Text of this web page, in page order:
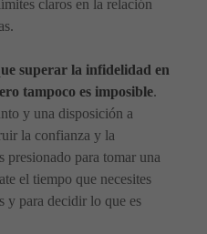
claros en la relación
superar la infidelidad en
tampoco es imposible.
y una disposición a
la confianza y la
presionado para tomar una
el tiempo que necesites
y para decidir lo que es